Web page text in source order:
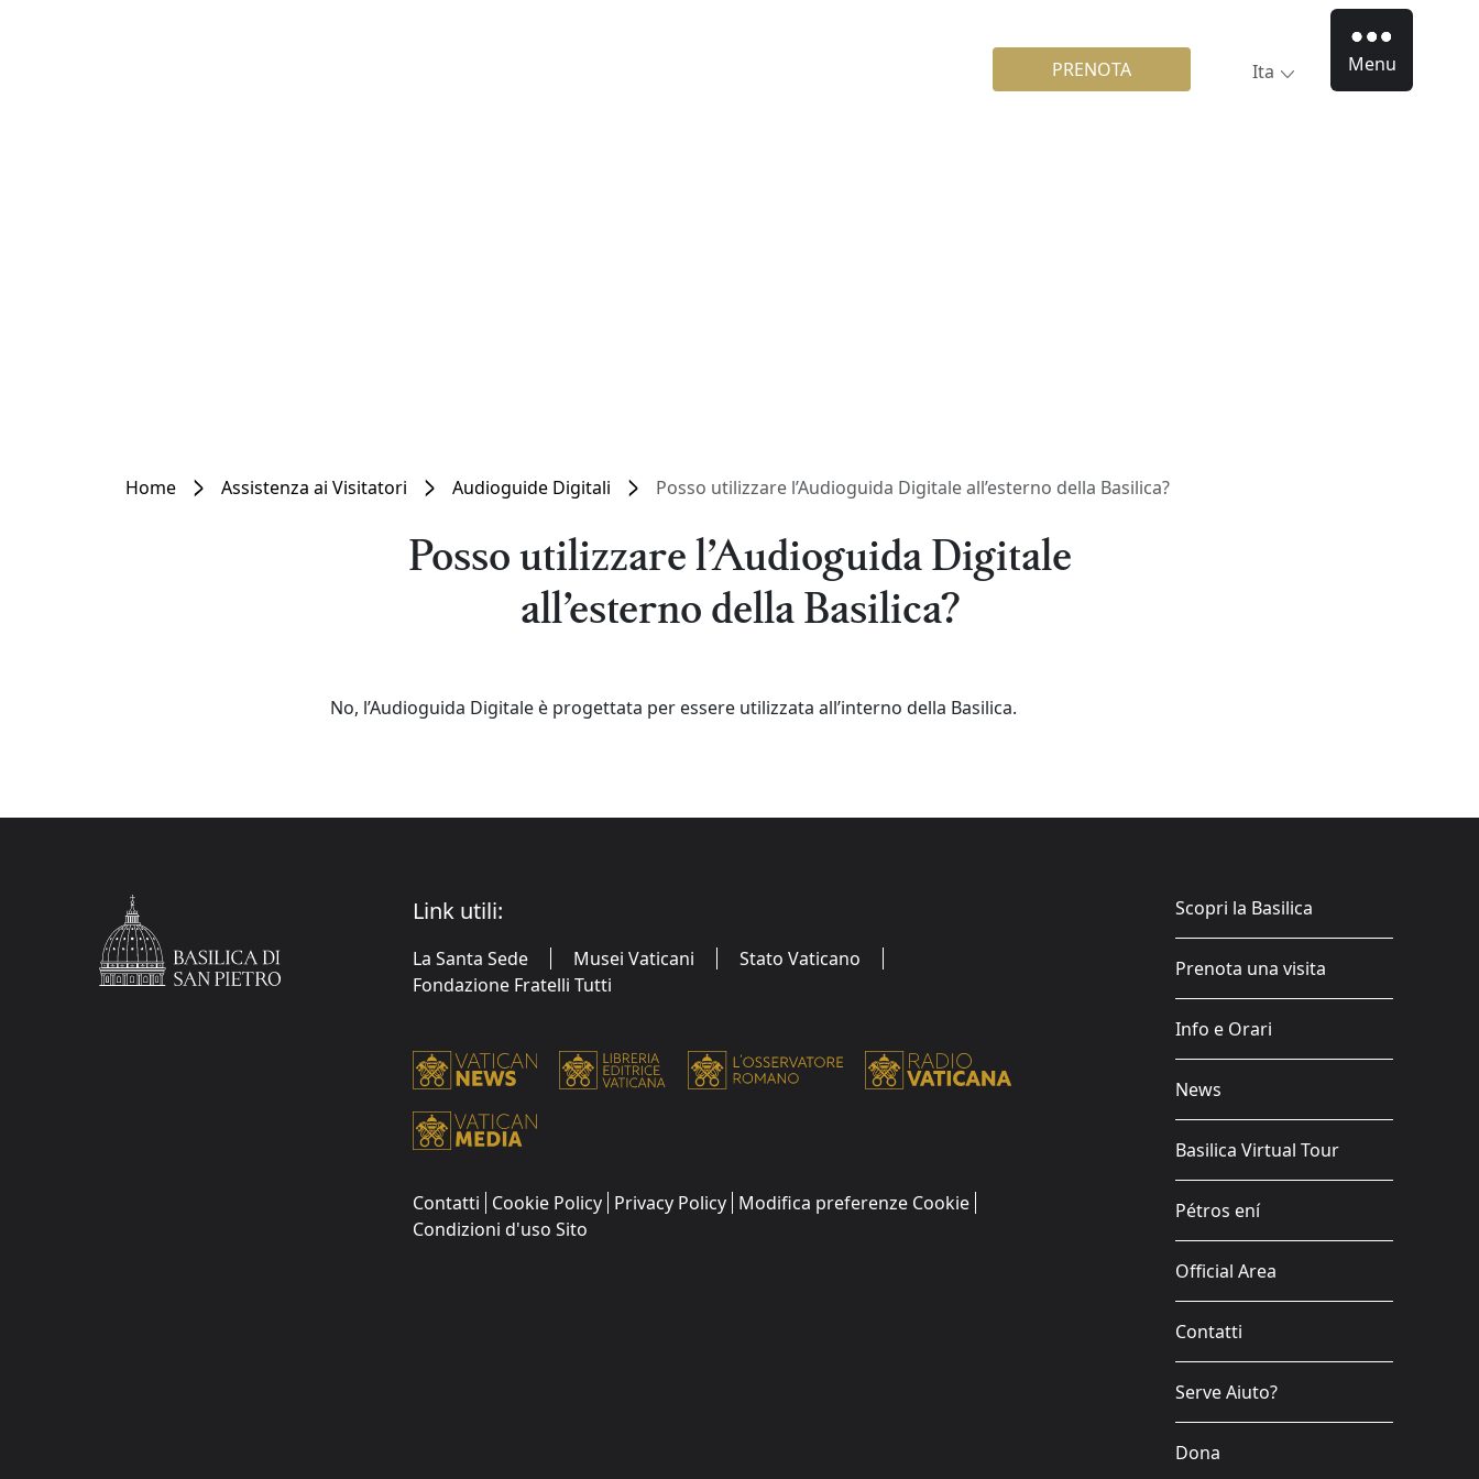
PRENOTA Ita Menu
Home Assistenza ai Visitatori Audioguide Digitali Posso utilizzare l’Audioguida Digitale all’esterno della Basilica?
Posso utilizzare l’Audioguida Digitale
all’esterno della Basilica?
No, l’Audioguida Digitale è progettata per essere utilizzata all’interno della Basilica.
Link utili:
La Santa Sede Musei Vaticani
Stato Vaticano
Fondazione Fratelli Tutti
Contatti Cookie Policy Privacy Policy Modifica preferenze Cookie
Condizioni d'uso Sito
Scopri la Basilica
Prenota una visita
Info e Orari
News
Basilica Virtual Tour
Pétros ení
Official Area
Contatti
Serve Aiuto?
Dona